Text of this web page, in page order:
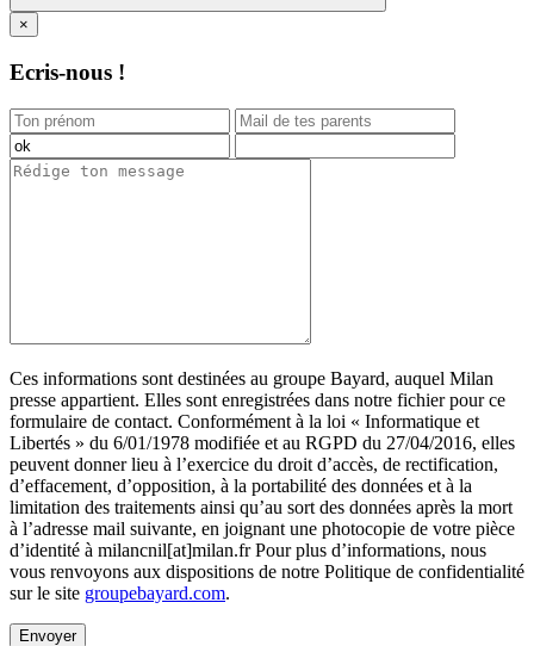
×
Ecris-nous !
Ces informations sont destinées au groupe Bayard, auquel Milan
presse appartient. Elles sont enregistrées dans notre fichier pour ce
formulaire de contact. Conformément à la loi « Informatique et
Libertés » du 6/01/1978 modifiée et au RGPD du 27/04/2016, elles
peuvent donner lieu à l’exercice du droit d’accès, de rectification,
d’effacement, d’opposition, à la portabilité des données et à la
limitation des traitements ainsi qu’au sort des données après la mort
à l’adresse mail suivante, en joignant une photocopie de votre pièce
d’identité à milancnil[at]milan.fr Pour plus d’informations, nous
vous renvoyons aux dispositions de notre Politique de confidentialité
sur le site groupebayard.com.
Envoyer